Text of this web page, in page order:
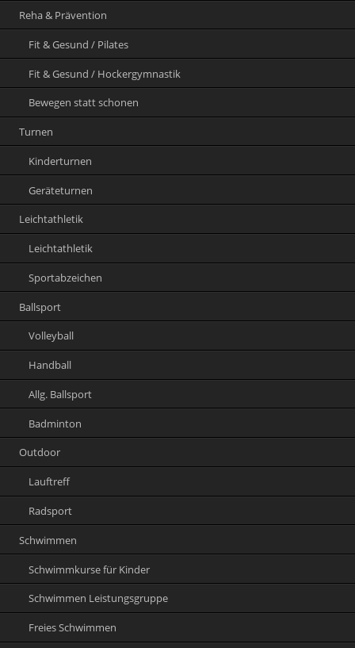
Reha & Prävention
Fit & Gesund / Pilates
Fit & Gesund / Hockergymnastik
Bewegen statt schonen
Turnen
Kinderturnen
Geräteturnen
Leichtathletik
Leichtathletik
Sportabzeichen
Ballsport
Volleyball
Handball
Allg. Ballsport
Badminton
Outdoor
Lauftreff
Radsport
Schwimmen
Schwimmkurse für Kinder
Schwimmen Leistungsgruppe
Freies Schwimmen